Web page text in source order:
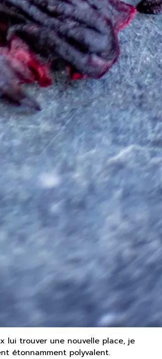
lui trouver une nouvelle place, je
étonnamment polyvalent.